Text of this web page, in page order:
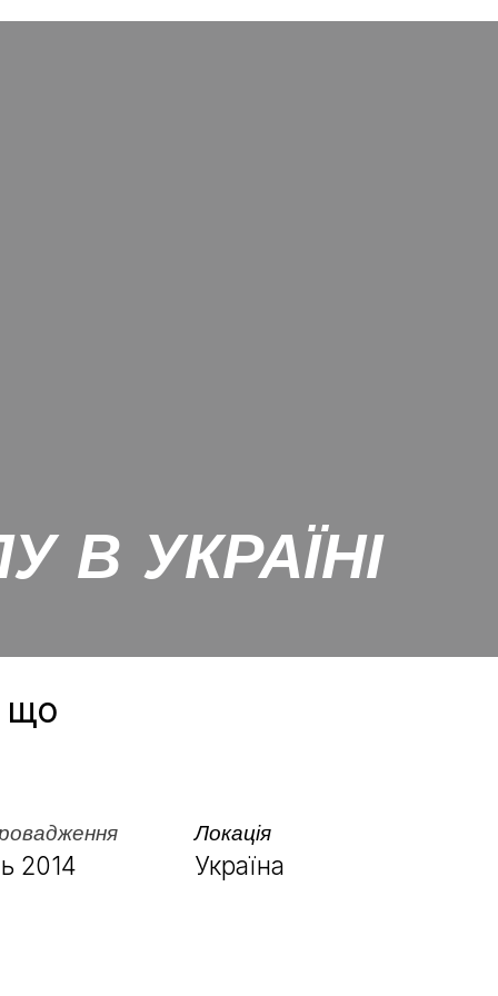
В УКРАЇНІ
що
2014
Локація
Україна